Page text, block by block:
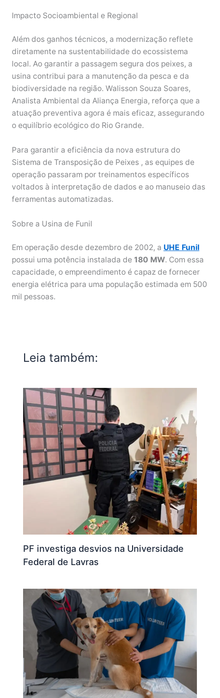
Impacto Socioambiental e Regional
Além dos ganhos técnicos, a modernização reflete
diretamente na sustentabilidade do ecossistema
local. Ao garantir a passagem segura dos peixes, a
usina contribui para a manutenção da pesca e da
biodiversidade na região. Walisson Souza Soares,
Analista Ambiental da Aliança Energia, reforça que a
atuação preventiva agora é mais eficaz, assegurando
o equilíbrio ecológico do Rio Grande.
Para garantir a eficiência da nova estrutura do
Sistema de Transposição de Peixes , as equipes de
operação passaram por treinamentos específicos
voltados à interpretação de dados e ao manuseio das
ferramentas automatizadas.
Sobre a Usina de Funil
Em operação desde dezembro de 2002, a UHE Funil
possui uma potência instalada de 180 MW. Com essa
capacidade, o empreendimento é capaz de fornecer
energia elétrica para uma população estimada em 500
mil pessoas.
Leia também:
PF investiga desvios na Universidade
Federal de Lavras